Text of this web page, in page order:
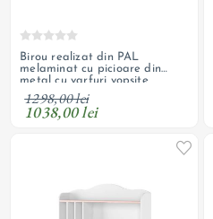
Birou realizat din PAL
melaminat cu picioare din
metal cu varfuri vopsite
culoare casmir inchis
1298,00 lei
1038,00 lei